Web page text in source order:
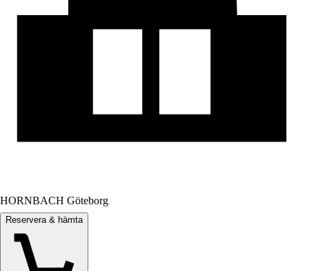
HORNBACH Göteborg
Reservera & hämta